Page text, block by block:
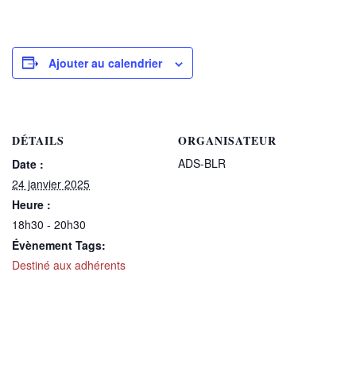
Ajouter au calendrier
DÉTAILS
Date :
24 janvier 2025
Heure :
18h30 - 20h30
Évènement Tags:
Destiné aux adhérents
ORGANISATEUR
ADS-BLR